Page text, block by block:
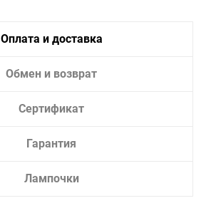
Оплата и доставка
Обмен и возврат
Сертификат
Гарантия
Лампочки